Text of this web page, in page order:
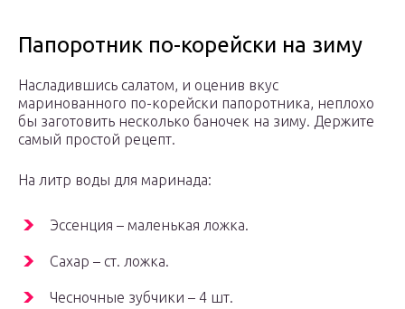
Папоротник по-корейски на зиму
Насладившись салатом, и оценив вкус
маринованного по-корейски папоротника, неплохо
бы заготовить несколько баночек на зиму. Держите
самый простой рецепт.
На литр воды для маринада:
Эссенция – маленькая ложка.
Сахар – ст. ложка.
Чесночные зубчики – 4 шт.